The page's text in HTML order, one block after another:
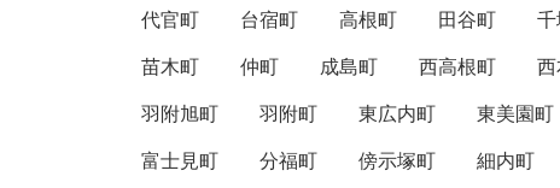
代官町
台宿町 高根町 田谷町
苗木町
仲町 成島町 西高根町
羽附旭町
羽附町 東広内町 東美園町
富士見町
分福町 傍示塚町 細内町